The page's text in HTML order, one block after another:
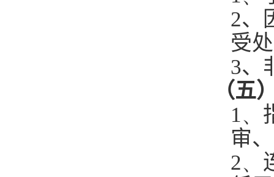
2、
受
3、
（五
1、
审
2、